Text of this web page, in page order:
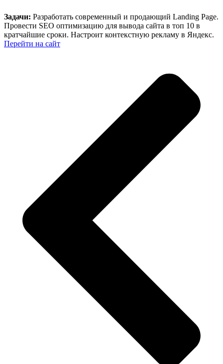
Задачи: Разработать современный и продающий Landing Page.
Провести SEO оптимизацию для вывода сайта в топ 10 в
кратчайшие сроки. Настроит контекстную рекламу в Яндекс.
Перейти на сайт